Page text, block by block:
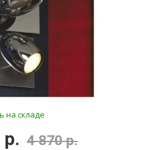
на складе
р. 4 870 р.